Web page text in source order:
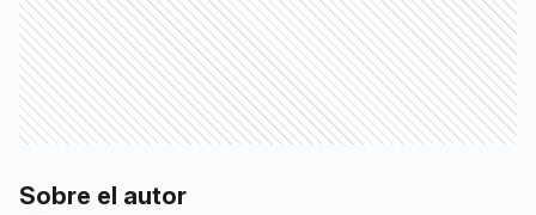
Sobre el autor